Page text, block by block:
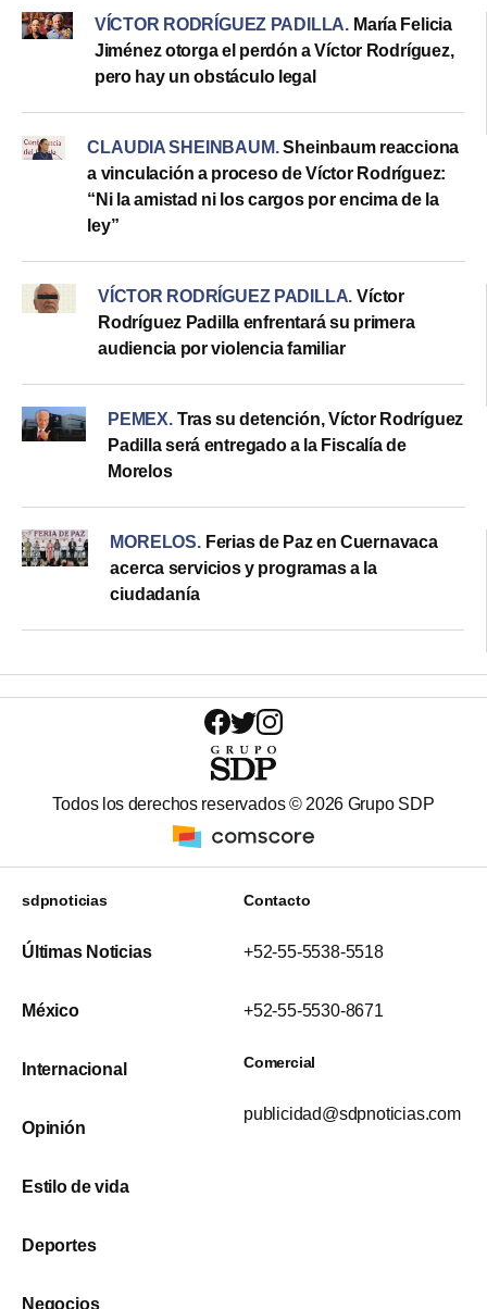
VÍCTOR RODRÍGUEZ PADILLA. María Felicia
Jiménez otorga el perdón a Víctor Rodríguez,
pero hay un obstáculo legal
CLAUDIA SHEINBAUM. Sheinbaum reacciona
a vinculación a proceso de Víctor Rodríguez:
“Ni la amistad ni los cargos por encima de la
ley”
VÍCTOR RODRÍGUEZ PADILLA. Víctor
Rodríguez Padilla enfrentará su primera
audiencia por violencia familiar
PEMEX. Tras su detención, Víctor Rodríguez
Padilla será entregado a la Fiscalía de
Morelos
MORELOS. Ferias de Paz en Cuernavaca
acerca servicios y programas a la
ciudadanía
Todos los derechos reservados ©2026 Grupo SDP
sdpnoticias
Últimas Noticias
México
Internacional
Opinión
Estilo de vida
Deportes
Negocios
Contacto
+52-55-5538-5518
+52-55-5530-8671
Comercial
publicidad@sdpnoticias.com